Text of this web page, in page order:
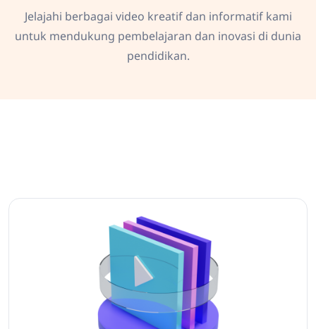
Jelajahi berbagai video kreatif dan informatif kami
untuk mendukung pembelajaran dan inovasi di dunia
pendidikan.